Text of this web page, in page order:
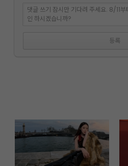
댓글 쓰기 잠시만 기다려 주세요. 8/11
인 하시겠습니까?